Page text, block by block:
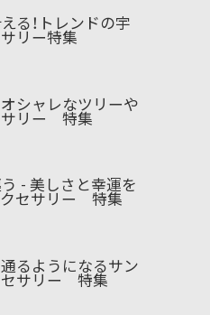
る！トレンドの宇
リー特集
シャレなツリーや
サリー 特集
- 美しさと幸運を
クセサリー 特集
るようになるサン
セサリー 特集